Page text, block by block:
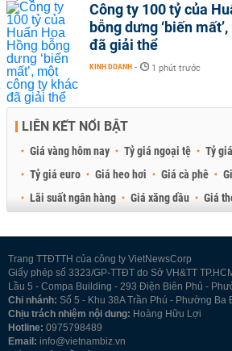
Công ty 100 tỷ của
bỗng dưng ‘biến
đã giải thể
KINH DOANH - 1 phút trước
LIÊN KẾT NỔI BẬT
Giá vàng hôm nay Tỷ giá ngoại tệ Tỷ
Tỷ giá euro
Giá heo hơi Giá cà phê
Lãi suất ngân hàng
Giá xăng dầu
Giá
Trang TTĐTTH của công ty VietNewsCorp
Giấy phép số 3323/GP-TTĐT do Sở VH&TT
Lầu 5 - Compa Building - 293 Điện Biên Phủ -
Chi nhánh: Số 5 - Khu 38A Trần Phú - Phường Ba
Chịu trách nhiệm nội dung: Hoàng Hữu Lợi
Hotline: 0975798489
Email: info@vietnambiz.vn